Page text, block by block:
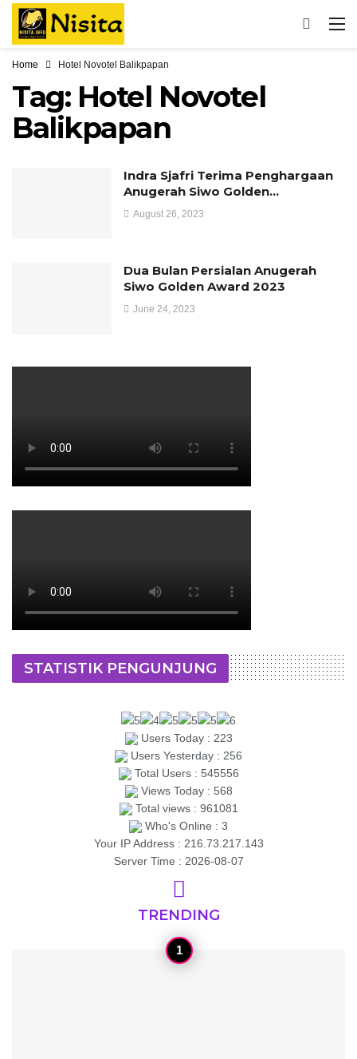
Home Hotel Novotel Balikpapan
Tag: Hotel Novotel
Balikpapan
Indra Sjafri Terima Penghargaan
Anugerah Siwo Golden…
August 26, 2023
Dua Bulan Persialan Anugerah
Siwo Golden Award 2023
June 24, 2023
STATISTIK PENGUNJUNG
Users Today : 223
Users Yesterday : 256
Total Users : 545556
Views Today : 568
Total views : 961081
Who's Online : 3
Your IP Address : 216.73.217.143
Server Time : 2026-08-07
TRENDING